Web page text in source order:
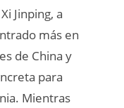
Jinping, a
más en
de China y
para
Mientras